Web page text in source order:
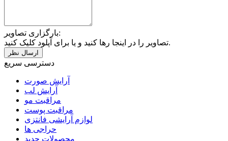
بارگزاری تصاویر:
تصاویر را در اینجا رها کنید و یا برای آپلود کلیک کنید.
دسترسی سریع
آرایش صورت
آرایش لب
مراقبت مو
مراقبت پوست
لوازم آرایشی فانتزی
حراجی ها
محصولات جدید